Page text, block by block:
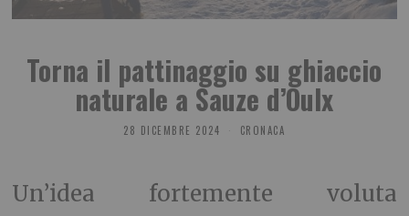
Torna il pattinaggio su ghiaccio
naturale a Sauze d’Oulx
28 DICEMBRE 2024 CRONACA
Un’idea fortemente voluta